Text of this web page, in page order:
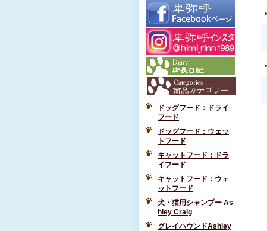
ドッグフード：ドライ
フード
ドッグフード：ウェッ
トフード
キャットフード：ドラ
イフード
キャットフード：ウェ
ットフード
犬・猫用シャンプー As
hley Craig
グレイハウンドAshley